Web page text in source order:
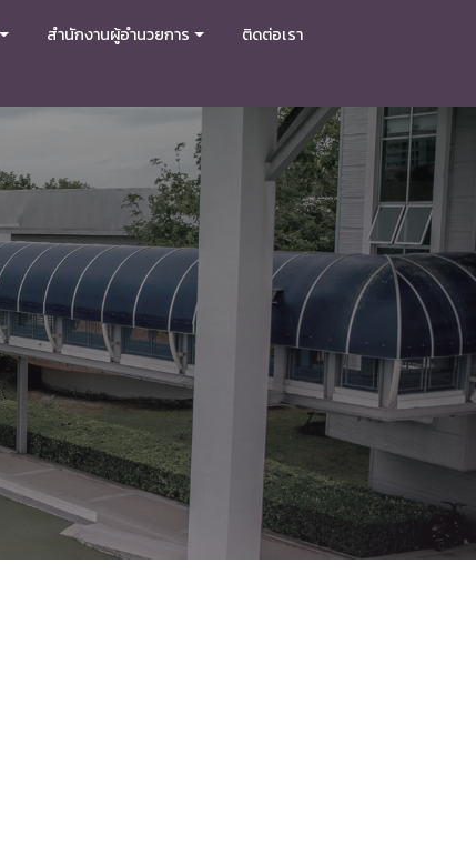
สำนักงานผู้อำนวยการ
ติดต่อเรา